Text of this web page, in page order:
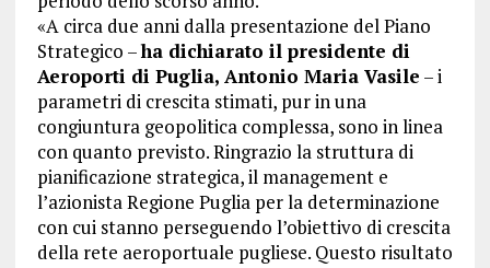
«A circa due anni dalla presentazione del Piano
Strategico –ha dichiarato il presidente di
Aeroporti di Puglia, Antonio Maria Vasile – i
parametri di crescita stimati, pur in una
congiuntura geopolitica complessa, sono in linea
con quanto previsto. Ringrazio la struttura di
pianificazione strategica, il management e
l’azionista Regione Puglia per la determinazione
con cui stanno perseguendo l’obiettivo di crescita
della rete aeroportuale pugliese. Questo risultato